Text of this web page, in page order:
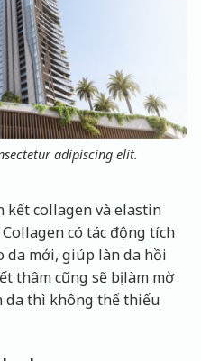
adipiscing elit.
kết collagen và elastin
có tác động tích
da mới, giúp làn da hồi
thâm cũng sẽ bị làm mờ
da thì không thể thiếu